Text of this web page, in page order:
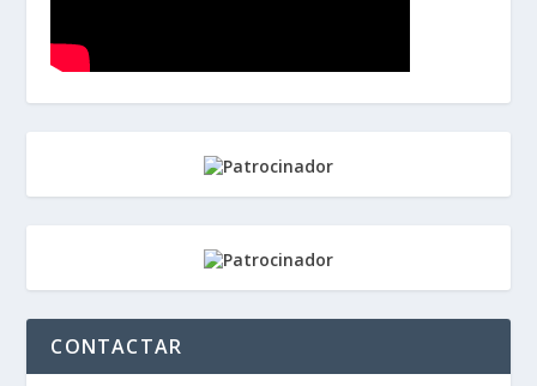
CONTACTAR